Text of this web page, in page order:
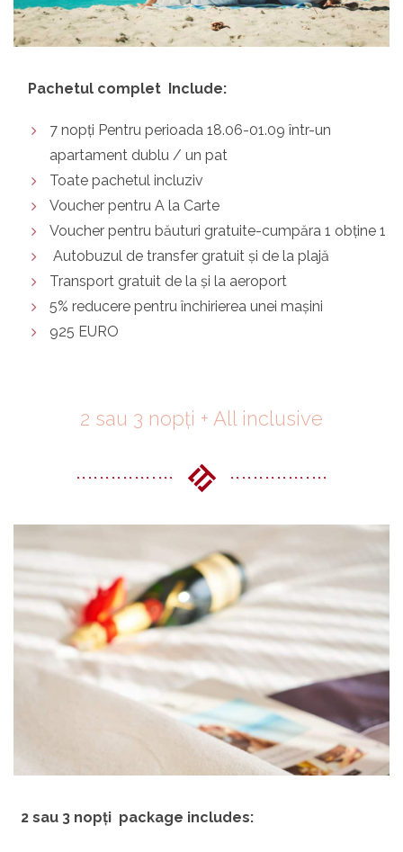
Pachetul complet Include:
7 nopți Pentru perioada 18.06-01.09 într-un
apartament dublu / un pat
Toate pachetul incluziv
Voucher pentru A la Carte
Voucher pentru băuturi gratuite-cumpăra 1 obține 1
Autobuzul de transfer gratuit și de la plajă
Transport gratuit de la și la aeroport
5% reducere pentru închirierea unei mașini
925 EURO
2 sau 3 nopți + All inclusive
2 sau 3 nopți package includes: